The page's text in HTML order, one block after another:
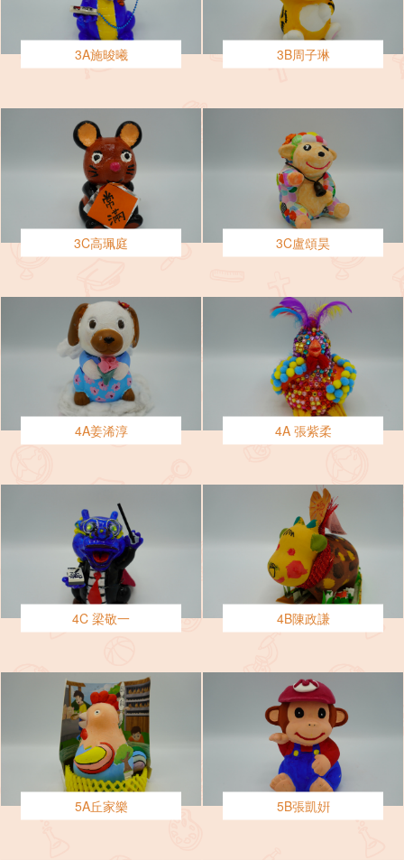
3A施晙曦 3B周子琳
3C高珮庭 3C盧頌昊
4A姜浠淳 4A 張紫柔
4C 梁敬一 4B陳政謙
5A丘家樂 5B張凱姸